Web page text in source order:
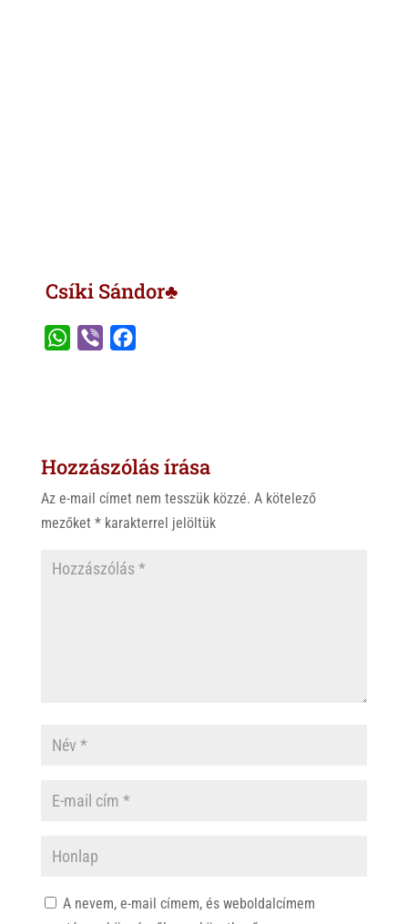
Csíki Sándor♣
A
p
o
k
Hozzászólás írása
Az e-mail címet nem tesszük közzé. A kötelező
mezőket *karakterrel jelöltük
A nevem, e-mail címem, és weboldalcímem